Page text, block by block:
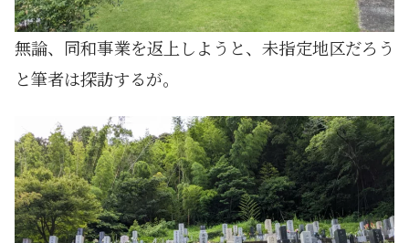
無論、同和事業を返上しようと、未指定地区だろう
と筆者は探訪するが。